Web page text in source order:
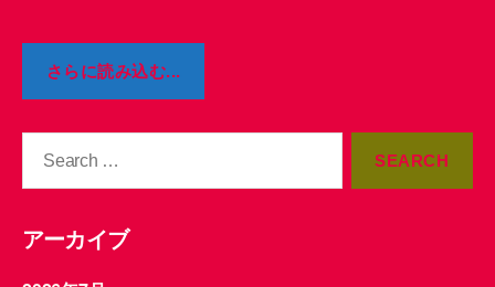
さらに読み込む...
アーカイブ